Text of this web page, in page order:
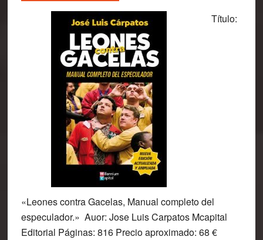
Título:
«Leones contra Gacelas, Manual completo del
especulador.» Auor: Jose Luis Carpatos Mcapital
Editorial Páginas: 816 Precio aproximado: 68 €